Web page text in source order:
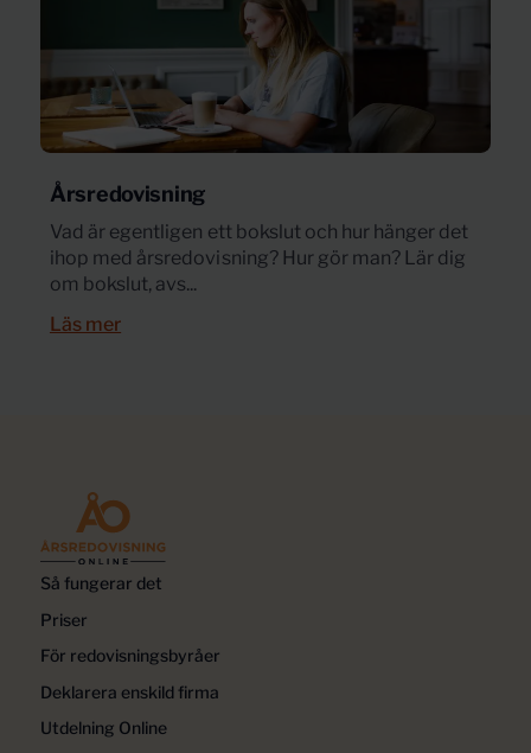
Årsredovisning
Vad är egentligen ett bokslut och hur hänger det
ihop med årsredovisning? Hur gör man? Lär dig
om bokslut, avs...
Läs mer
Så fungerar det
Priser
För redovisningsbyråer
Deklarera enskild firma
Utdelning Online